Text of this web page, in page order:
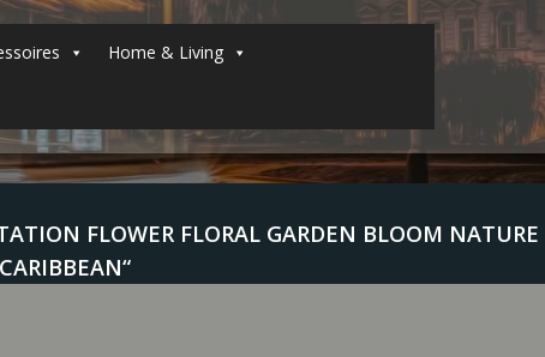
Home & Living
FLOWER FLORAL GARDEN BLOOM NATURE